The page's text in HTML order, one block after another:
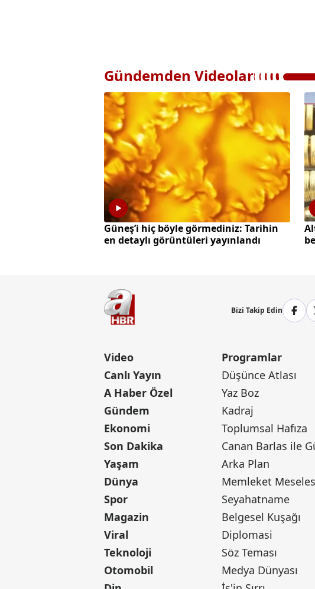
Gündemden Videolar
Güneş’i hiç böyle görmediniz: Tarihin
en detaylı görüntüleri yayınlandı
Bizi Takip Edin
Video
Canlı Yayın
A Haber Özel
Gündem
Ekonomi
Son Dakika
Yaşam
Dünya
Spor
Magazin
Viral
Teknoloji
Otomobil
Programlar
Düşünce Atlası
Yaz Boz
Kadraj
Toplumsal Hafıza
Arka Plan
Memleket
Seyahatname
Belgesel Kuşağı
Diplomasi
Söz Teması
Medya Dünyası